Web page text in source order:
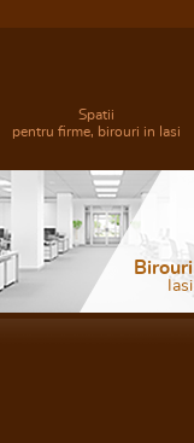
Spatii
pentru firme, birouri in Iasi
Birouri
Iasi